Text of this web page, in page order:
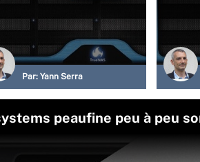
Par: Yann Serra
peaufine peu à peu